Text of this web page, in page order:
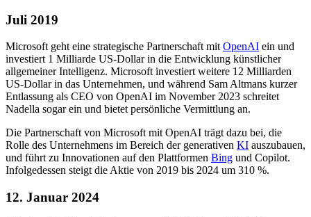
Juli 2019
Microsoft geht eine strategische Partnerschaft mitOpenAI ein und
investiert 1 Milliarde US-Dollar in die Entwicklung künstlicher
allgemeiner Intelligenz. Microsoft investiert weitere 12 Milliarden
US-Dollar in das Unternehmen, und während Sam Altmans kurzer
Entlassung als CEO von OpenAI im November 2023 schreitet
Nadella sogar ein und bietet persönliche Vermittlung an.
Die Partnerschaft von Microsoft mit OpenAI trägt dazu bei, die
Rolle des Unternehmens im Bereich der generativen KI auszubauen,
und führt zu Innovationen auf den Plattformen Bing und Copilot.
Infolgedessen steigt die Aktie von 2019 bis 2024 um 310 %.
12. Januar 2024